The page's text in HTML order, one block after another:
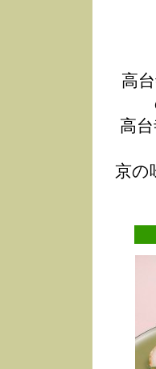
高
高
京の